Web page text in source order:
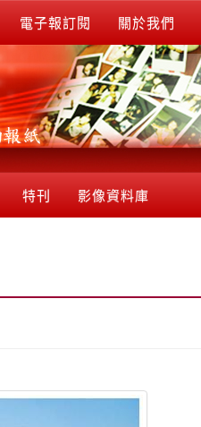
電子報訂閱 關於我們
特刊 影像資料庫